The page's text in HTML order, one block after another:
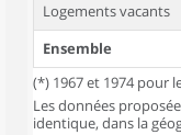
Logements vacants
Ensemble
(*) 1967 et 1974 pour
Les données
identique, dans la